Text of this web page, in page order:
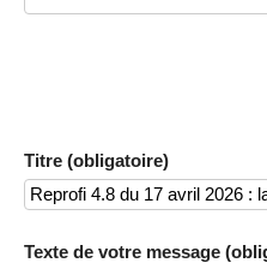
Titre (obligatoire)
Texte de votre message